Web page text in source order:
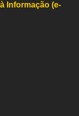
Informação (e-